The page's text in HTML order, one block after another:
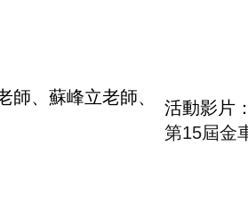
師、蘇峰立老師、
活動影片
第15屆金